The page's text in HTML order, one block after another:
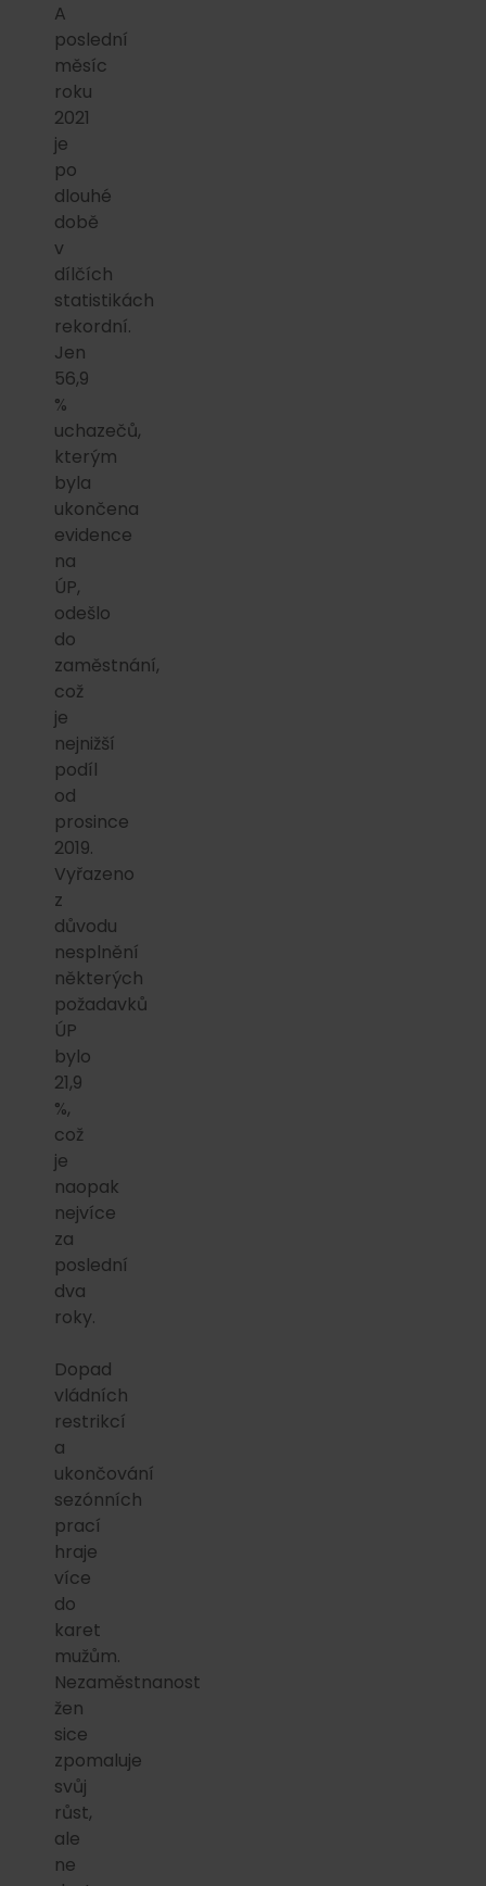
A
poslední
měsíc
roku
2021
je
po
dlouhé
době
v
dílčích
statistikách
rekordní.
Jen
56,9
%
uchazečů,
kterým
byla
ukončena
evidence
na
ÚP,
odešlo
do
zaměstnání,
což
je
nejnižší
podíl
od
prosince
2019.
Vyřazeno
z
důvodu
nesplnění
některých
požadavků
ÚP
bylo
21,9
%,
což
je
naopak
nejvíce
za
poslední
dva
roky.
Dopad
vládních
restrikcí
a
ukončování
sezónních
prací
hraje
více
do
karet
mužům.
Nezaměstnanost
žen
sice
zpomaluje
svůj
růst,
ale
ne